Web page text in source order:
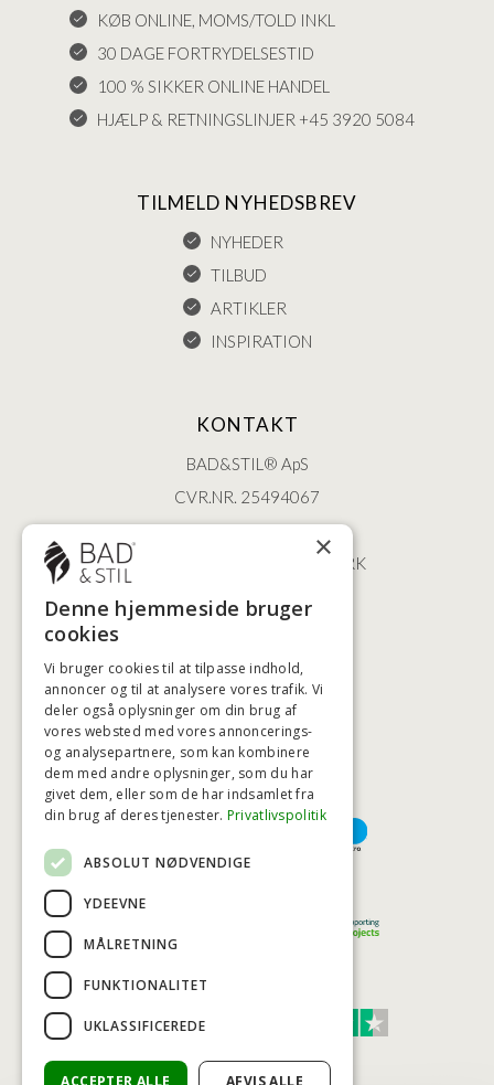
KØB ONLINE, MOMS/TOLD INKL
30 DAGE FORTRYDELSESTID
100 % SIKKER ONLINE HANDEL
HJÆLP & RETNINGSLINJER +45 3920 5084
TILMELD NYHEDSBREV
NYHEDER
TILBUD
ARTIKLER
INSPIRATION
KONTAKT
BAD&STIL® ApS
CVR.NR. 25494067
ØSTERBROGADE 202
2100 KØBENHAVN • DANMARK
+45 3920 5084
HØJESTE KREDITVÆRDIGHED
BETALINGSMULIGHEDER
TRUST SCORE 4,7
×
Denne hjemmeside bruger
cookies
Vi bruger cookies til at tilpasse indhold,
annoncer og til at analysere vores trafik. Vi
deler også oplysninger om din brug af
vores websted med vores annoncerings-
og analysepartnere, som kan kombinere
dem med andre oplysninger, som du har
givet dem, eller som de har indsamlet fra
din brug af deres tjenester. Privatlivspolitik
ABSOLUT NØDVENDIGE
YDEEVNE
MÅLRETNING
FUNKTIONALITET
UKLASSIFICEREDE
ACCEPTER ALLE AFVIS ALLE